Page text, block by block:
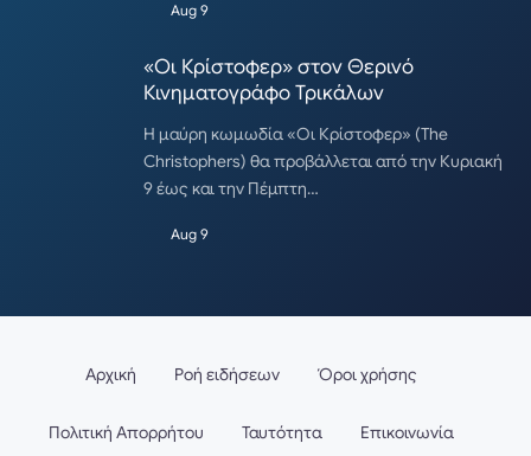
Aug 9
«Οι Κρίστοφερ» στον Θερινό
Κινηματογράφο Τρικάλων
Η μαύρη κωμωδία «Οι Κρίστοφερ» (The
Christophers) θα προβάλλεται από την Κυριακή
9 έως και την Πέμπτη…
Aug 9
Αρχική Ροή ειδήσεων Όροι χρήσης
Πολιτική Απορρήτου Ταυτότητα Επικοινωνία